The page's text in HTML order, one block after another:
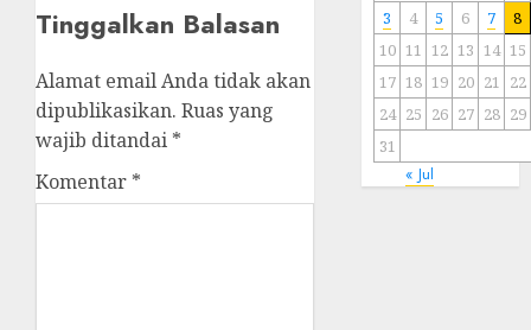
Tinggalkan Balasan
Alamat email Anda tidak akan
dipublikasikan. Ruas yang
wajib ditandai *
Komentar *
3
4 5 6 7
8
10 11 12 13 14 15
17 18 19 20 21 22
24 25 26 27 28 29
31
« Jul